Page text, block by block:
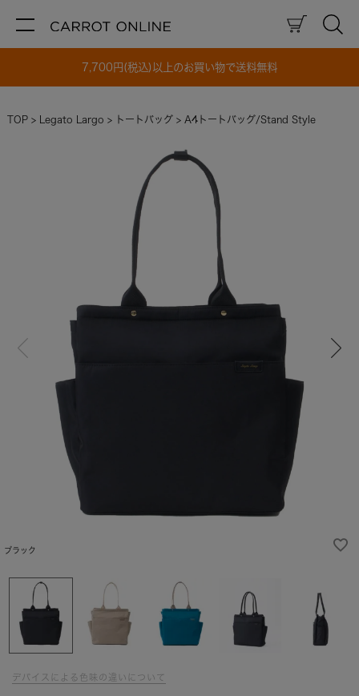
7,700円(税込)以上のお買い物で送料無料
TOP Legato Largo トートバッグ A4トートバッグ/Stand Style
ブラック
デバイスによる色味の違いについて